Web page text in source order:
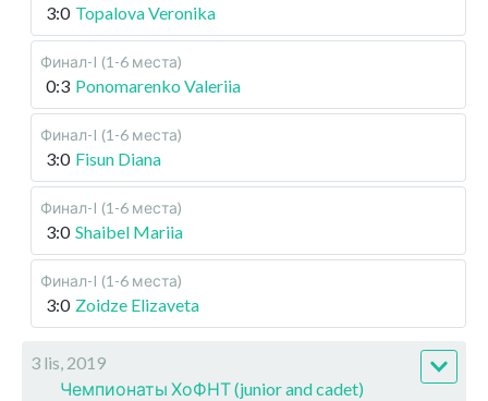
3:0 Topalova Veronika
Финал-I (1-6 места)
0:3 Ponomarenko Valeriia
Финал-I (1-6 места)
3:0 Fisun Diana
Финал-I (1-6 места)
3:0 Shaibel Mariia
Финал-I (1-6 места)
3:0 Zoidze Elizaveta
3 lis, 2019
Чемпионаты ХоФНТ (junior and cadet)